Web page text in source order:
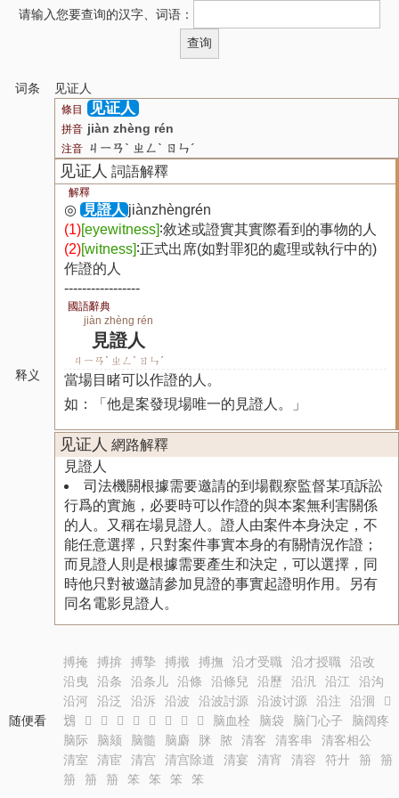
请输入您要查询的汉字、词语：
词条 见证人
释义
條目 见证人
拼音 jiàn zhèng rén
注音 ㄐㄧㄢˋ ㄓㄥˋ ㄖㄣˊ
见证人 詞語解釋
解釋
◎ 見證人 jiànzhèngrén
(1)[eyewitness]∶敘述或證實其實際看到的事物的人
(2)[witness]∶正式出席(如對罪犯的處理或執行中的)
作證的人
-----------------
國語辭典
見證人
jiàn zhèng rén
ㄐㄧㄢˋ ㄓㄥˋ ㄖㄣˊ
當場目睹可以作證的人。
如：「他是案發現場唯一的見證人。」
见证人 網路解釋
見證人
司法機關根據需要邀請的到場觀察監督某項訴訟
行爲的實施，必要時可以作證的與本案無利害關係
的人。又稱在場見證人。證人由案件本身決定，不
能任意選擇，只對案件事實本身的有關情況作證；
而見證人則是根據需要產生和決定，可以選擇，同
時他只對被邀請參加見證的事實起證明作用。另有
同名電影見證人。
随便看
搏掩 搏揜 搏摯 搏撠 搏撫 沿才受職 沿才授職
沿改
沿曳
沿条 沿条儿 沿條 沿條兒 沿歷 沿汎 沿江
沿沟
沿河
沿泛 沿泝 沿波 沿波討源 沿波讨源 沿注 沿洄
𩾶
𩾷
𩾸 𩾹 𩾻 𩾼 𩾽 𩾾 𩾿 𩿀 脑血栓 脑袋 脑门心子
脑阔疼
脑际
脑颏 脑髓 脑麝 脒 脓 清客 清客串
清客相公
清室
清宦 清宫 清宫除道 清宴 清宵 清容 符廾 笧
笧
笧
笧 笧 笨 笨 笨 笨